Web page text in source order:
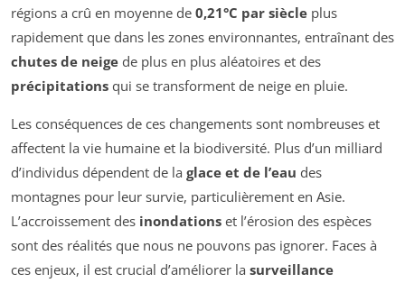
régions a crû en moyenne de 0,21°C par siècle plus
rapidement que dans les zones environnantes, entraînant des
chutes de neige de plus en plus aléatoires et des
précipitations qui se transforment de neige en pluie.
Les conséquences de ces changements sont nombreuses et
affectent la vie humaine et la biodiversité. Plus d’un milliard
d’individus dépendent de la glace et de l’eau des
montagnes pour leur survie, particulièrement en Asie.
L’accroissement des inondations et l’érosion des espèces
sont des réalités que nous ne pouvons pas ignorer. Faces à
ces enjeux, il est crucial d’améliorer la surveillance